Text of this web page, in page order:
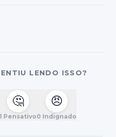
LENDO ISSO?
🤔
1 Pensativo
😠
0 Indignado